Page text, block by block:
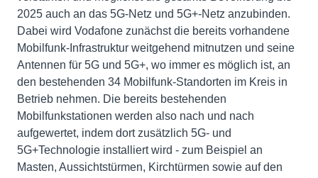
2025 auch an das 5G-Netz und 5G+-Netz anzubinden.
Dabei wird Vodafone zunächst die bereits vorhandene
Mobilfunk-Infrastruktur weitgehend mitnutzen und seine
Antennen für 5G und 5G+, wo immer es möglich ist, an
den bestehenden 34 Mobilfunk-Standorten im Kreis in
Betrieb nehmen. Die bereits bestehenden
Mobilfunkstationen werden also nach und nach
aufgewertet, indem dort zusätzlich 5G- und
5G+Technologie installiert wird - zum Beispiel an
Masten, Aussichtstürmen, Kirchtürmen sowie auf den